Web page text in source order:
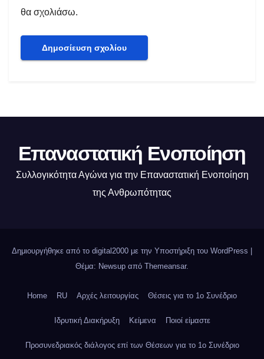
θα σχολιάσω.
Επαναστατική Ενοποίηση
Συλλογικότητα Αγώνα για την Επαναστατική Ενοποίηση
της Ανθρωπότητας
Δημιουργήθηκε από το digital2000 με την Υποστήριξη του WordPress |
Θέμα: Newsup από Themeansar.
Home RU Αρχές λειτουργίας Θέσεις για το 1o Συνέδριο
Ιδρυτική Διακήρυξη Κείμενα Ποιοί είμαστε
Προσυνεδριακός διάλογος επί των Θέσεων για το 1ο Συνέδριο